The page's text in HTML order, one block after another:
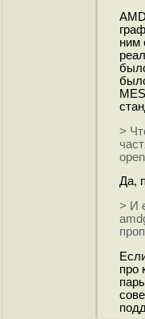
ним
>
Да,
> И
про